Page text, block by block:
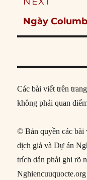
Next
post:
Ngày
Các bài viết trên
không phải quan
© Bản quyền các bài
dịch giả và Dự án
trích dẫn phải ghi rõ
Nghiencuuquocte.org